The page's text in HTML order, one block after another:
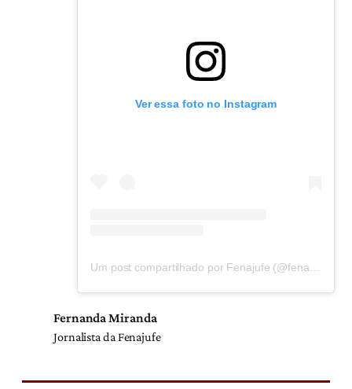
Ver essa foto no Instagram
Um post compartilhado por Fenajufe (@fenajufe)
Fernanda Miranda
Jornalista da Fenajufe